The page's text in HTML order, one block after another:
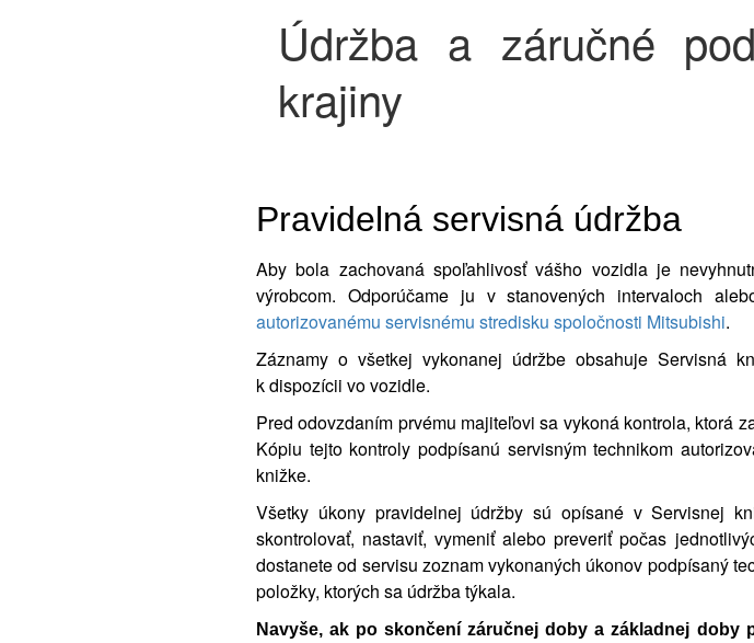
Údržba a záručné
krajiny
Pravidelná servisná údržba
Aby bola zachovaná spoľahlivosť vášho vozidla je
výrobcom. Odporúčame ju v stanovených intervaloch
autorizovanému servisnému stredisku spoločnosti Mitsubishi.
Záznamy o všetkej vykonanej údržbe obsahuje Servisná
k dispozícii vo vozidle.
Pred odovzdaním prvému majiteľovi sa vykoná kontrola, ktorá
Kópiu tejto kontroly podpísanú servisným technikom
knižke.
Všetky úkony pravidelnej údržby sú opísané v Servisnej
skontrolovať, nastaviť, vymeniť alebo preveriť počas
dostanete od servisu zoznam vykonaných úkonov podpísaný
položky, ktorých sa údržba týkala.
Navyše, ak po skončení záručnej doby a základnej doby